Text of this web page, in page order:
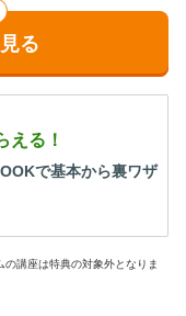
る
える！
で基本から裏ワザ
講座は特典の対象外となりま